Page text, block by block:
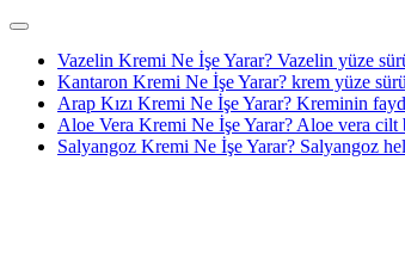
Vazelin Kremi Ne İşe Yarar? Vazelin yüze
Kantaron Kremi Ne İşe Yarar? krem yüze
Arap Kızı Kremi Ne İşe Yarar? Kreminin
Aloe Vera Kremi Ne İşe Yarar? Aloe vera cilt
Salyangoz Kremi Ne İşe Yarar? Salyangoz